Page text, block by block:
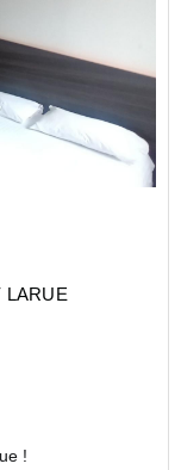
LARUE
!